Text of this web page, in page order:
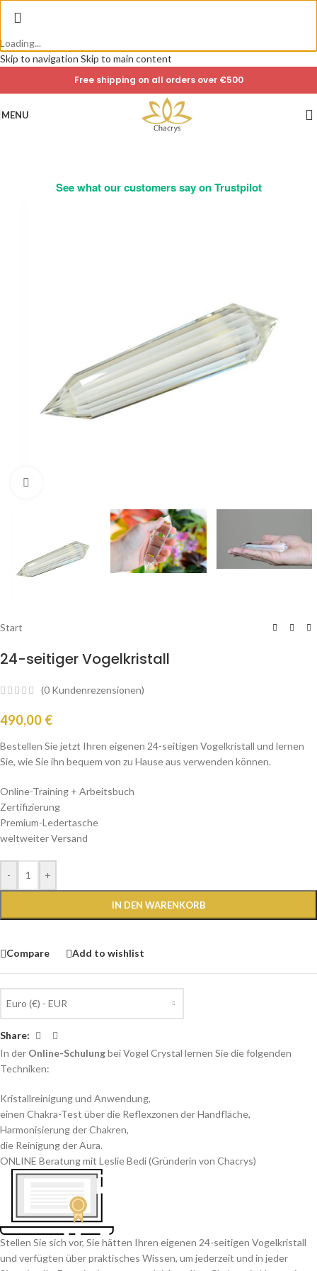
Loading...
Skip to navigation Skip to main content
Free shipping on all orders over €500
MENU
See what our customers say on Trustpilot
Start
24-seitiger Vogelkristall
(0 Kundenrezensionen)
490,00 €
Bestellen Sie jetzt Ihren eigenen 24-seitigen Vogelkristall und lernen
Sie, wie Sie ihn bequem von zu Hause aus verwenden können.
Online-Training + Arbeitsbuch
Zertifizierung
Premium-Ledertasche
weltweiter Versand
- +
IN DEN WARENKORB
Compare Add to wishlist
Euro (€) - EUR
Share:
In der Online-Schulungbei Vogel Crystal lernen Sie die folgenden
Techniken:
Kristallreinigung und Anwendung,
einen Chakra-Test über die Reflexzonen der Handfläche,
Harmonisierung der Chakren,
die Reinigung der Aura.
ONLINE Beratung mit Leslie Bedi (Gründerin von Chacrys)
Stellen Sie sich vor, Sie hätten Ihren eigenen 24-seitigen Vogelkristall
und verfügten über praktisches Wissen, um jederzeit und in jeder